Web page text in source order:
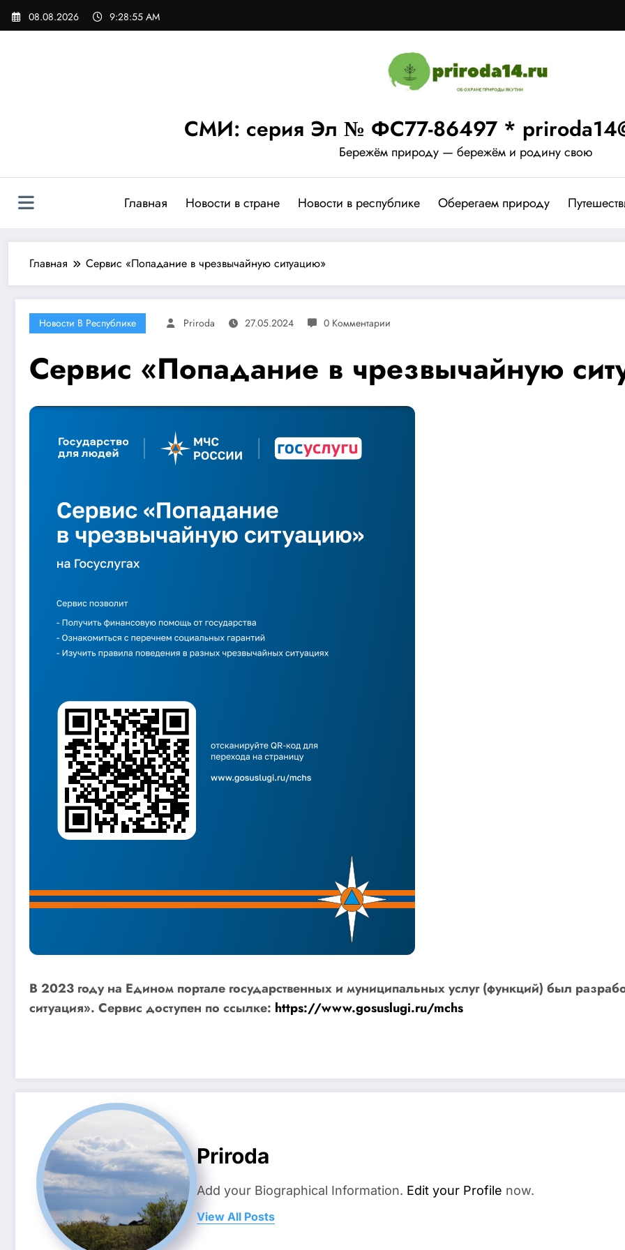
Перейти
08.08.2026 9:28:55 AM
СМИ: серия Эл № ФС77-86497 *
Бережём природу — бережём и родину свою
Главная Новости в стране Новости в республике Оберегаем природу
Главная Сервис «Попадание в чрезвычайную ситуацию»
Новости В Республике Priroda 27.05.2024 0 Комментарии
Сервис «Попадание в чрезвычайную
В 2023 году на Едином портале государственных и муниципальных услуг (функций) был
ситуация». Сервис доступен по ссылке: https://www.gosuslugi.ru/mchs
Priroda
Add your Biographical Information. Edit your Profile now.
View All Posts